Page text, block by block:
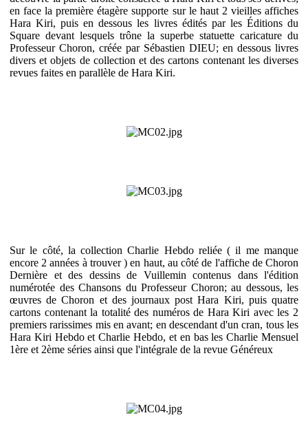
en face la première étagère supporte sur le haut 2 vieilles affiches
Hara Kiri, puis en dessous les livres édités par les Éditions du
Square devant lesquels trône la superbe statuette caricature du
Professeur Choron, créée par Sébastien DIEU; en dessous livres
divers et objets de collection et des cartons contenant les diverses
revues faites en parallèle de Hara Kiri.
Sur le côté, la collection Charlie Hebdo reliée ( il me manque
encore 2 années à trouver ) en haut, au côté de l'affiche de Choron
Dernière et des dessins de Vuillemin contenus dans l'édition
numérotée des Chansons du Professeur Choron; au dessous, les
œuvres de Choron et des journaux post Hara Kiri, puis quatre
cartons contenant la totalité des numéros de Hara Kiri avec les 2
premiers rarissimes mis en avant; en descendant d'un cran, tous les
Hara Kiri Hebdo et Charlie Hebdo, et en bas les Charlie Mensuel
1ère et 2ème séries ainsi que l'intégrale de la revue Généreux